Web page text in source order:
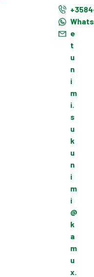
e
t
u
n
i
m
i.
s
u
k
u
n
i
m
i
@
k
a
m
u
x.